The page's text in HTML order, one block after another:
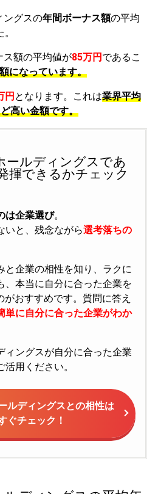
ングスの年間ボーナス額の平均
ス額の平均値が85万円 であるこ
になっています。
円 となります。これは業界平均
高い金額です。
ールディングスであ
揮できるかチェック
は企業選び。
いと、残念ながら選考落ちの
と企業の相性を知り、ラクに
、本当に自分に合った企業を
がおすすめです。質問に答え
単に自分に合った企業がわか
ィングスが自分に合った企業
用ください。
ルディングスとの相性は
ぐチェック！